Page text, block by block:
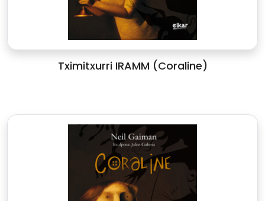
Tximitxurri IRAMM (Coraline)